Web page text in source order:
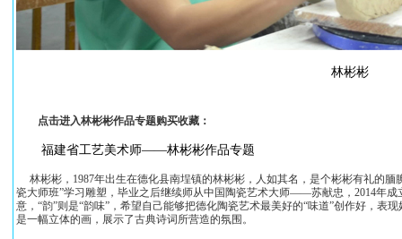
林彬彬
点击进入林彬彬作品专题购买收藏：
福建省工艺美术师——林彬彬作品专题
林彬彬，1987年出生在德化县南埕镇的林彬彬，人如其名，是个彬彬有礼的
瓷大师班”学习雕塑，毕业之后继续师从中国陶瓷艺术大师——苏献忠，2014年成
意，“韵”则是“韵味”，希望自己能够把德化陶瓷艺术最美好的“味道”创作好，表
是一幅立体的画，展示了古典诗词所营造的氛围。